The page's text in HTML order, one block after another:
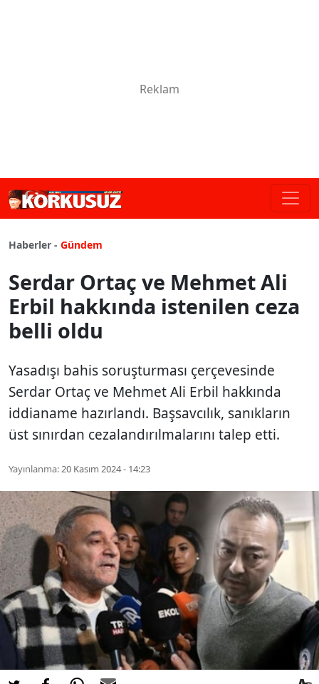
Haberler - Gündem
Serdar Ortaç ve Mehmet Ali
Erbil hakkında istenilen ceza
belli oldu
Yasadışı bahis soruşturması çerçevesinde
Serdar Ortaç ve Mehmet Ali Erbil hakkında
iddianame hazırlandı. Başsavcılık, sanıkların
üst sınırdan cezalandırılmalarını talep etti.
Yayınlanma:20 Kasım 2024 - 14:23